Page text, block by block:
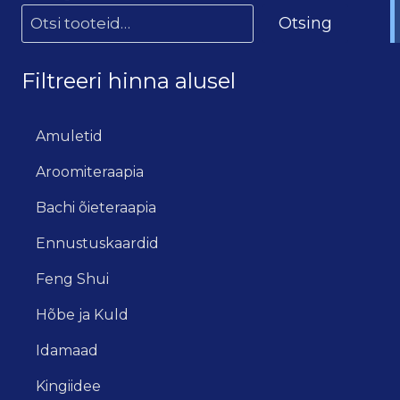
Otsing
Filtreeri hinna alusel
Amuletid
Aroomiteraapia
Bachi õieteraapia
Ennustuskaardid
Feng Shui
Hõbe ja Kuld
Idamaad
Kingiidee